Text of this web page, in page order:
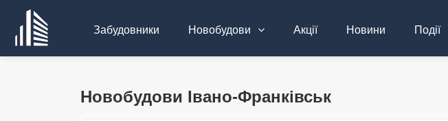
Забудовники Новобудови Акції Новини Події
Новобудови Івано-Франківськ